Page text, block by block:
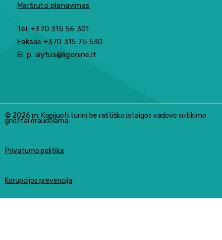
Maršruto planavimas
Tel. +370 315 56 301
Faksas +370 315 75 530
El. p. alytus@ligonine.lt
© 2026 m. Kopijuoti turinį be raštiško įstaigos vadovo sutikimo
griežtai draudžiama.
Privatumo politika
Korupcijos prevencija